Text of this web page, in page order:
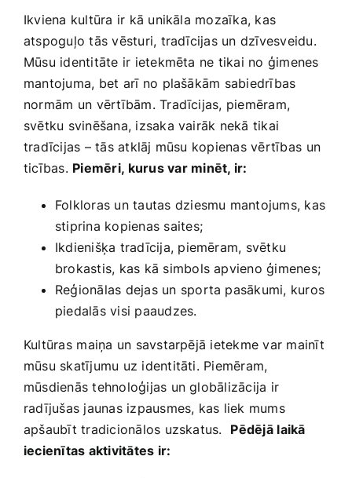
Ikviena kultūra ir kā unikāla mozaīka, kas
atspoguļo‍ tās vēsturi, tradīcijas un‍ dzīvesveidu.
Mūsu identitāte ir ietekmēta ne tikai no ģimenes
mantojuma, bet arī ⁤no plašākām sabiedrības
normām ⁢un vērtībām. Tradīcijas, piemēram,
svētku svinēšana, izsaka vairāk nekā tikai
tradīcijas – tās atklāj mūsu kopienas vērtības ⁤un
ticības. Piemēri, ⁣kurus⁤ var minēt, ‌ir:
Folkloras un tautas dziesmu mantojums, kas
stiprina kopienas​ saites;
Ikdienišķa tradīcija, piemēram, svētku
brokastis, kas kā simbols apvieno‌ ģimenes;
Reģionālas dejas un sporta pasākumi, kuros
piedalās visi paaudzes.
Kultūras ⁢maiņa un savstarpējā ietekme var mainīt
mūsu skatījumu uz identitāti. Piemēram,
mūsdienās tehnoloģijas un globālizācija ir
radījušas jaunas izpausmes, kas liek mums
apšaubīt tradicionālos uzskatus. ⁢ Pēdējā⁢ laikā
iecienītas aktivitātes ir: